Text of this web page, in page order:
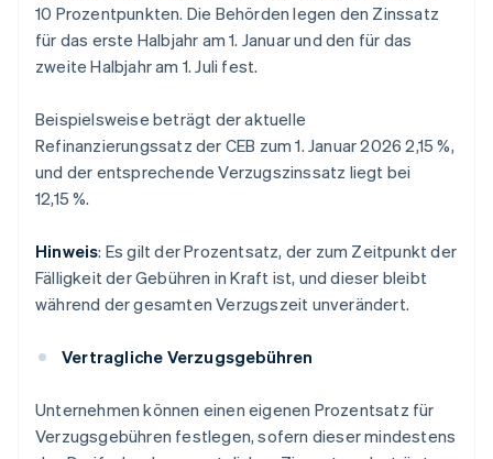
10 Prozentpunkten. Die Behörden legen den Zinssatz
für das erste Halbjahr am 1. Januar und den für das
zweite Halbjahr am 1. Juli fest.
Beispielsweise beträgt der aktuelle
Refinanzierungssatz der CEB zum 1. Januar 2026 2,15 %,
und der entsprechende Verzugszinssatz liegt bei
12,15 %.
Hinweis: Es gilt der Prozentsatz, der zum Zeitpunkt der
Fälligkeit der Gebühren in Kraft ist, und dieser bleibt
während der gesamten Verzugszeit unverändert.
Vertragliche Verzugsgebühren
Unternehmen können einen eigenen Prozentsatz für
Verzugsgebühren festlegen, sofern dieser mindestens